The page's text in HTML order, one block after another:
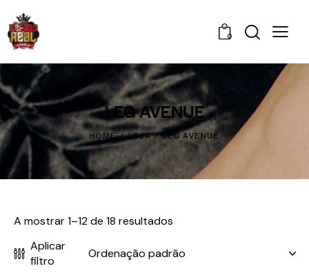
0
LEG AVENUE
HOME LOJA LEG AVENUE
A mostrar 1–12 de 18 resultados
Aplicar
filtro